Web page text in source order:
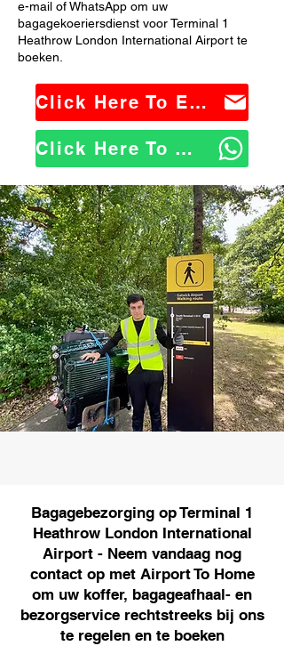
e-mail of WhatsApp om uw
bagagekoeriersdienst voor Terminal 1
Heathrow London International Airport te
boeken.
Click Here To Email Us
Click Here To WhatsApp Us
Bagagebezorging op Terminal 1
Heathrow London International
Airport - Neem vandaag nog
contact op met Airport To Home
om uw koffer, bagageafhaal- en
bezorgservice rechtstreeks bij ons
te regelen en te boeken